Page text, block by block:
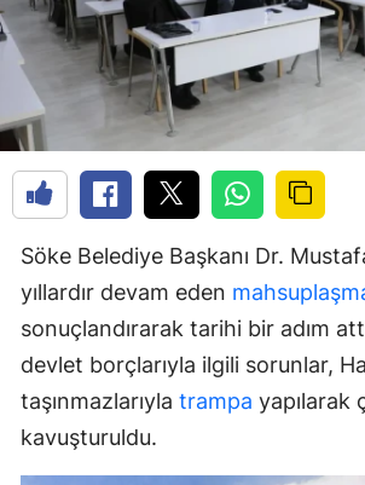
Söke Belediye Başkanı Dr.
yıllardır devam eden
sonuçlandırarak tarihi bir adım
devlet borçlarıyla ilgili sorunlar,
taşınmazlarıyla trampa yapılarak
kavuşturuldu.